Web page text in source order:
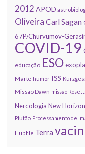
2012 APOD
Oliveira Carl Sagan
67P/Churyumov-
COVID-19
educação ESO
Marte humor ISS
Missão Dawn missão
Nerdologia New
Plutão Processamento de
Hubble Terra